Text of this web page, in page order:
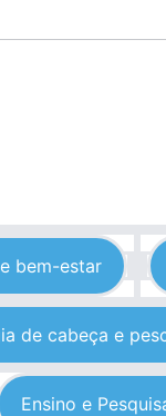
bem-estar
de cabeça e
Ensino e